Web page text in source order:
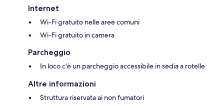
Internet
Wi-Fi gratuito nelle aree comuni
Wi-Fi gratuito in camera
Parcheggio
In loco c'è un parcheggio accessibile in sedia a rotelle
Altre informazioni
Struttura riservata ai non fumatori